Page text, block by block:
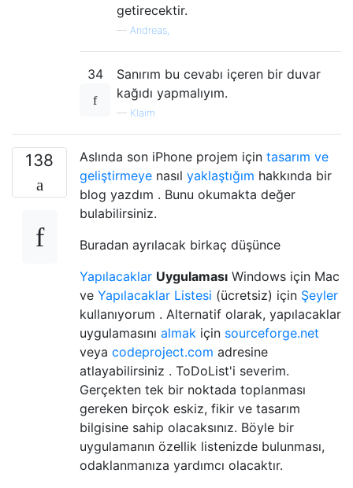
getirecektir.
— Andreas,
34
Sanırım bu cevabı içeren bir duvar
kağıdı yapmalıyım.
— Klaim
138 Aslında son iPhone projem için tasarım ve
geliştirmeye nasıl yaklaştığım hakkında bir
blog yazdım . Bunu okumakta değer
bulabilirsiniz.
Buradan ayrılacak birkaç düşünce
Yapılacaklar Uygulaması Windows için Mac
ve Yapılacaklar Listesi (ücretsiz) için Şeyler
kullanıyorum . Alternatif olarak, yapılacaklar
uygulamasını almak için sourceforge.net
veya codeproject.com adresine
atlayabilirsiniz . ToDoList'i severim.
Gerçekten tek bir noktada toplanması
gereken birçok eskiz, fikir ve tasarım
bilgisine sahip olacaksınız. Böyle bir
uygulamanın özellik listenizde bulunması,
odaklanmanıza yardımcı olacaktır.